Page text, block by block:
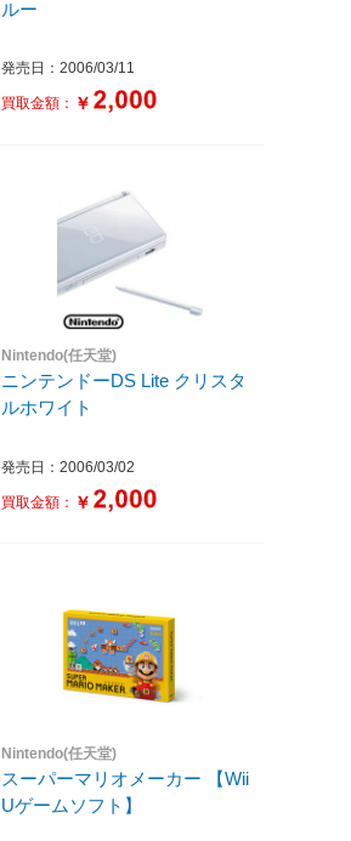
ルー
発売日：2006/03/11
買取金額： ￥
Nintendo(任天堂)
ニンテンドーDS Lite クリスタ
ルホワイト
発売日：2006/03/02
買取金額： ￥
Nintendo(任天堂)
スーパーマリオメーカー 【Wii
Uゲームソフト】